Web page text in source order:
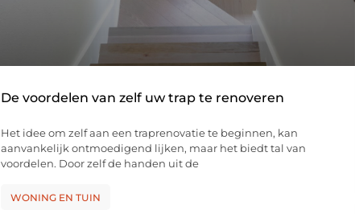
De voordelen van zelf uw trap te renoveren
Het idee om zelf aan een traprenovatie te beginnen, kan
aanvankelijk ontmoedigend lijken, maar het biedt tal van
voordelen. Door zelf de handen uit de
WONING EN TUIN